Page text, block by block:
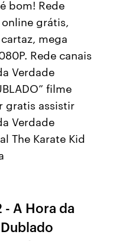
bom! Rede
grátis,
mega
Rede canais
Verdade
filme
gratis assistir
Verdade
The Karate Kid
- A Hora da